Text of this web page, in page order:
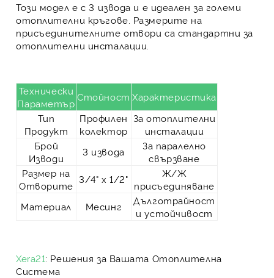
Този модел е с3 извода и е идеален за големи
отоплителни кръгове. Размерите на
присъединителните отвори са стандартни за
отоплителни инсталации.
Технически
Параметър
Стойност Характеристика
Тип
Продукт
Профилен
колектор
За отоплителни
инсталации
Брой
Изводи
3 извода
За паралелно
свързване
Размер на
Отворите
3/4" х 1/2"
Ж/Ж
присъединяване
Материал
Месинг
Дълготрайност
и устойчивост
Xera21: Решения за Вашата Отоплителна
Система